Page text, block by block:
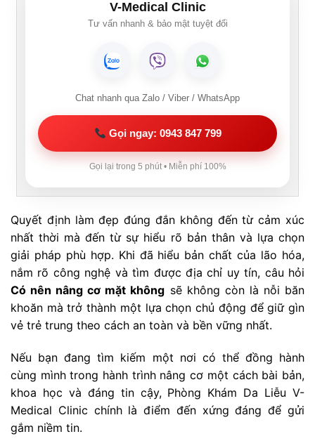
V-Medical Clinic
Tư vấn nhanh & bảo mật tuyệt đối
Chat nhanh qua Zalo / Viber / WhatsApp
Gọi ngay: 0943 847 799
Gọi lại trong 5 phút • Miễn phí 100%
Quyết định làm đẹp đúng đắn không đến từ cảm xúc
nhất thời mà đến từ sự hiểu rõ bản thân và lựa chọn
giải pháp phù hợp. Khi đã hiểu bản chất của lão hóa,
nắm rõ công nghệ và tìm được địa chỉ uy tín, câu hỏi
Có nên nâng cơ mặt không sẽ không còn là nỗi băn
khoăn mà trở thành một lựa chọn chủ động để giữ gìn
vẻ trẻ trung theo cách an toàn và bền vững nhất.
Nếu bạn đang tìm kiếm một nơi có thể đồng hành
cùng mình trong hành trình nâng cơ một cách bài bản,
khoa học và đáng tin cậy, Phòng Khám Da Liễu V-
Medical Clinic chính là điểm đến xứng đáng để gửi
gắm niềm tin.